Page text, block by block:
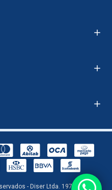
- Diser Ltda. 1978 - 2024